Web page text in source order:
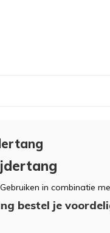
in combinatie
bestel je